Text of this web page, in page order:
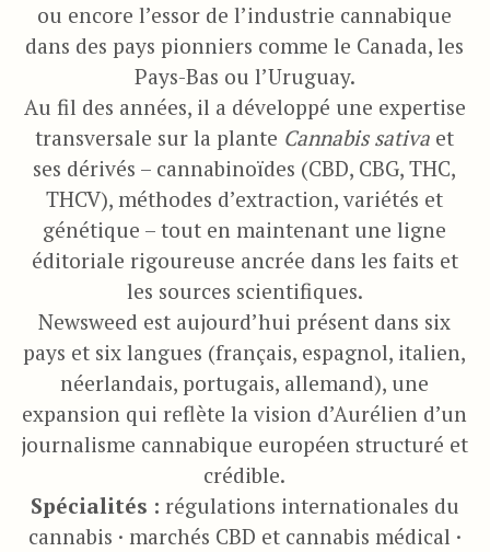
ou encore l’essor de l’industrie cannabique
dans des pays pionniers comme le Canada, les
Pays-Bas ou l’Uruguay.
Au fil des années, il a développé une expertise
transversale sur la plante Cannabis sativa et
ses dérivés – cannabinoïdes (CBD, CBG, THC,
THCV), méthodes d’extraction, variétés et
génétique – tout en maintenant une ligne
éditoriale rigoureuse ancrée dans les faits et
les sources scientifiques.
Newsweed est aujourd’hui présent dans six
pays et six langues (français, espagnol, italien,
néerlandais, portugais, allemand), une
expansion qui reflète la vision d’Aurélien d’un
journalisme cannabique européen structuré et
crédible.
Spécialités : régulations internationales du
cannabis · marchés CBD et cannabis médical ·